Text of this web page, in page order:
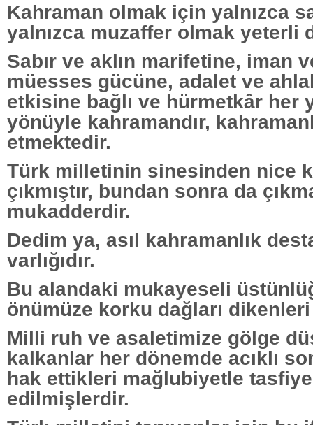
Kahraman olmak için yalnızca
yalnızca muzaffer olmak yeterli
Sabır ve aklın marifetine, iman
müesses gücüne, adalet ve
etkisine bağlı ve hürmetkâr her
yönüyle kahramandır,
etmektedir.
Türk milletinin sinesinden nice
çıkmıştır, bundan sonra da
mukadderdir.
Dedim ya, asıl kahramanlık
varlığıdır.
Bu alandaki mukayeseli
önümüze korku dağları
Milli ruh ve asaletimize gölge
kalkanlar her dönemde acıklı
hak ettikleri mağlubiyetle
edilmişlerdir.